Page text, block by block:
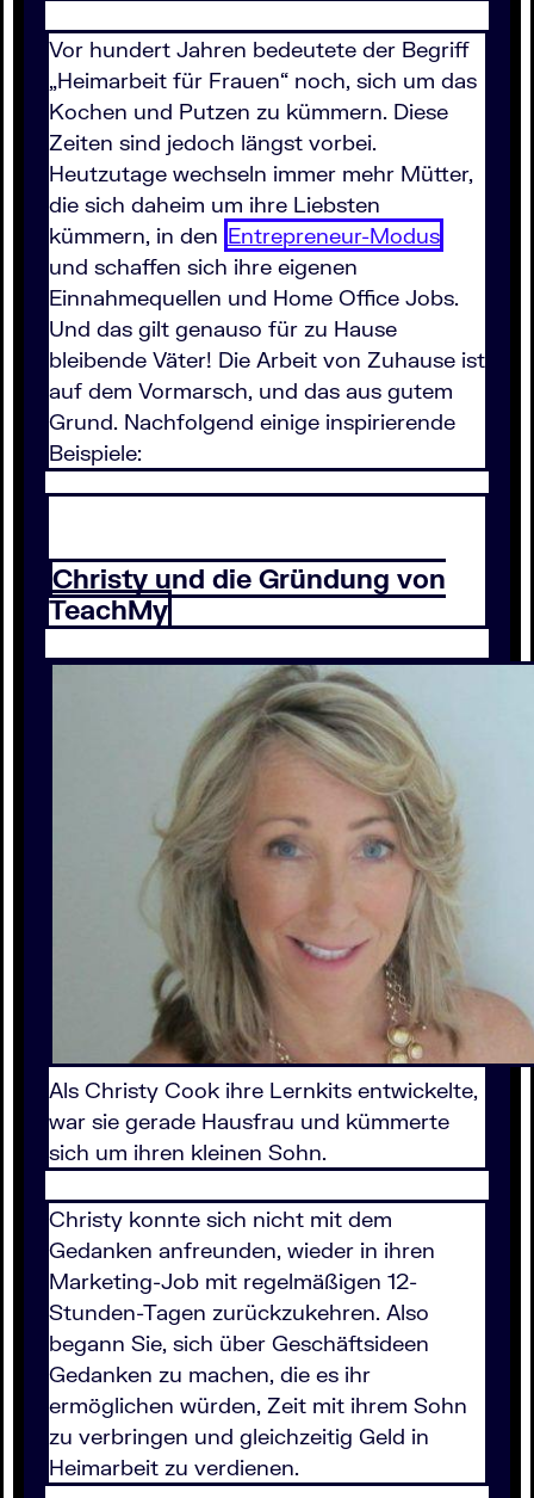
Vor hundert Jahren bedeutete der Begriff
„Heimarbeit für Frauen“ noch, sich um das
Kochen und Putzen zu kümmern. Diese
Zeiten sind jedoch längst vorbei.
Heutzutage wechseln immer mehr Mütter,
die sich daheim um ihre Liebsten
kümmern, in den Entrepreneur-Modus
und schaffen sich ihre eigenen
Einnahmequellen und Home Office Jobs.
Und das gilt genauso für zu Hause
bleibende Väter! Die Arbeit von Zuhause ist
auf dem Vormarsch, und das aus gutem
Grund. Nachfolgend einige inspirierende
Beispiele:
Christy und die Gründung von
TeachMy
Als Christy Cook ihre Lernkits entwickelte,
war sie gerade Hausfrau und kümmerte
sich um ihren kleinen Sohn.
Christy konnte sich nicht mit dem
Gedanken anfreunden, wieder in ihren
Marketing-Job mit regelmäßigen 12-
Stunden-Tagen zurückzukehren. Also
begann Sie, sich über Geschäftsideen
Gedanken zu machen, die es ihr
ermöglichen würden, Zeit mit ihrem Sohn
zu verbringen und gleichzeitig Geld in
Heimarbeit zu verdienen.